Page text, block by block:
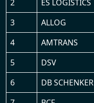
2 ES LOGISTICS
3
ALLOG
4
AMTRANS
5
DSV
6
DB SCHENKER